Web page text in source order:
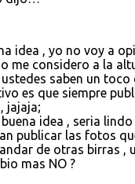
idea , yo no voy a
me considero a la
saben un toco
es que siempre
jajaja;
buena idea , seria
publicar las fotos
de otras birras ,
mas NO ?